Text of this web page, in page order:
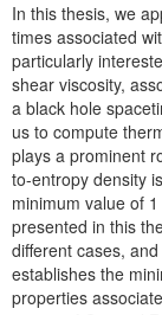
In this thesis, we
times associated
particularly
shear viscosity,
a black hole
us to compute
plays a prominent
to-entropy density
minimum value of
presented in this
different cases,
establishes the
properties